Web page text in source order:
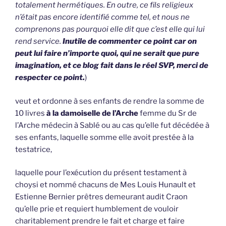
totalement hermétiques. En outre, ce fils religieux
n’était pas encore identifié comme tel, et nous ne
comprenons pas pourquoi elle dit que c’est elle qui lui
rend service. Inutile de commenter ce point car on
peut lui faire n’importe quoi, qui ne serait que pure
imagination, et ce blog fait dans le réel SVP, merci de
respecter ce point.)
veut et ordonne à ses enfants de rendre la somme de
10 livres à la damoiselle de l’Archefemme du Sr de
l’Arche médecin à Sablé ou au cas qu’elle fut décédée à
ses enfants, laquelle somme elle avoit prestée à la
testatrice,
laquelle pour l’exécution du présent testament à
choysi et nommé chacuns de Mes Louis Hunault et
Estienne Bernier prêtres demeurant audit Craon
qu’elle prie et requiert humblement de vouloir
charitablement prendre le fait et charge et faire